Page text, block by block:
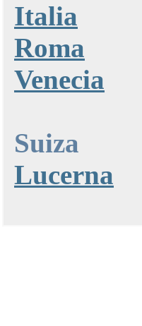
Italia
Roma
Venecia
Suiza
Lucerna